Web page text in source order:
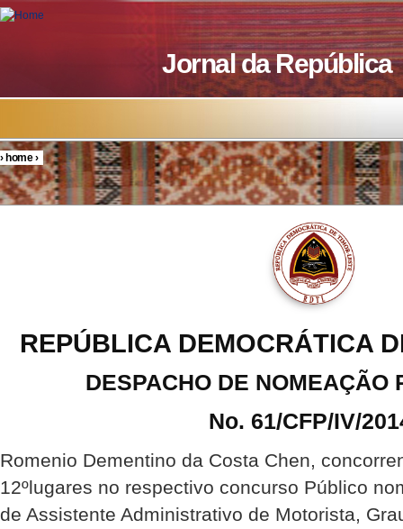
Skip to main content
Jornal da República
You are here
›home›
REPÚBLICA DEMOCRÁTICA
DESPACHO DE NOMEAÇÃO
No. 61/CFP/IV/
Romenio Dementino da Costa Chen,
12ºlugares no respectivo concurso Público
de Assistente Administrativo de Motorista,